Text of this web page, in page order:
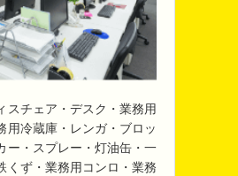
スチェア・デスク・業務用
用冷蔵庫・レンガ・ブロッ
ー・スプレー・灯油缶・一
くず・業務用コンロ・業務